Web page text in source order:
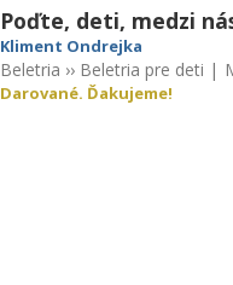
Poďte, deti, medzi
Kliment Ondrejka
Beletria ›› Beletria pre deti |
Darované. Ďakujeme!